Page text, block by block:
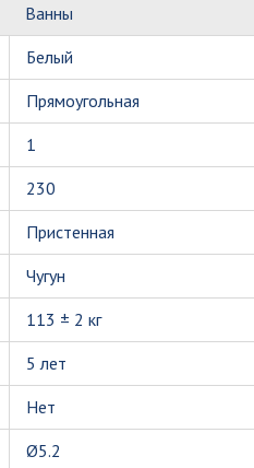
Ванны
Белый
Прямоугольная
1
230
Пристенная
Чугун
113 ± 2 кг
5 лет
Нет
Ø5.2